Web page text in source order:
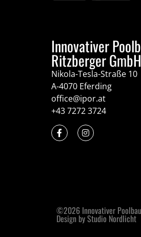
Innovativer
Ritzberger GmbH
Nikola-Tesla-Straße 10
A-4070 Eferding
office@ipor.at
+43 7272 3724
©2026 Innovativer
Design by Studio Nordlicht